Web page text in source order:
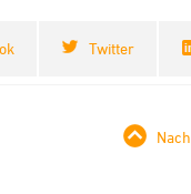
Twitter